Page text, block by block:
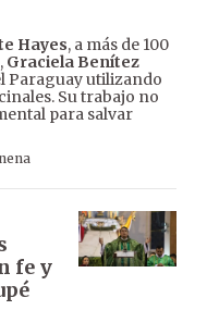
Hayes, a más de 100
Graciela Benítez
Paraguay utilizando
Su trabajo no
para salvar
fe y